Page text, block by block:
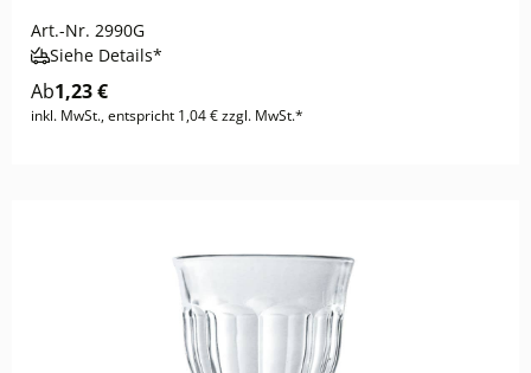
Art.-Nr. 2990G
Siehe Details*
Ab1,23 €
inkl. MwSt., entspricht 1,04 € zzgl. MwSt.*